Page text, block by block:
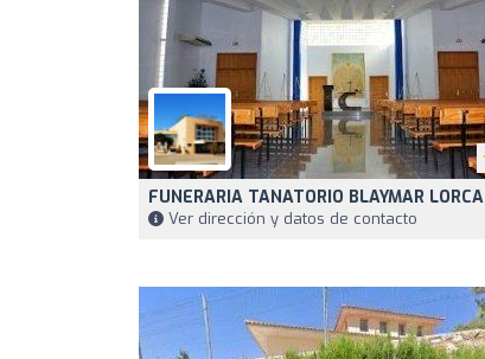
FUNERARIA TANATORIO BLAYMAR LORCA
Ver dirección y datos de contacto